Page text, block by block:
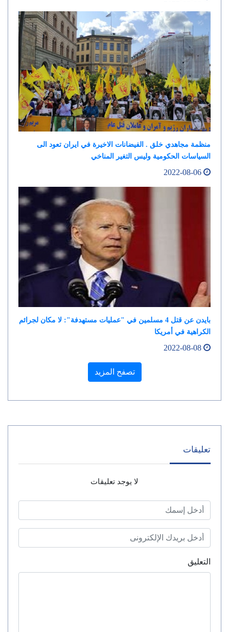
منظمة مجاهدي خلق . الفيضانات الاخيرة في ايران تعود الى
السياسات الحكومية وليس التغير المناخي
بايدن عن قتل 4 مسلمين في "عمليات مستهدفة": لا مكان لجرائم
الكراهية في أمريكا
تصفح المزيد
تعليقات
لا يوجد تعليقات
التعليق